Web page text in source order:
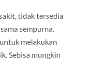
tidak tersedia
sempurna.
melakukan
Sebisa mungkin